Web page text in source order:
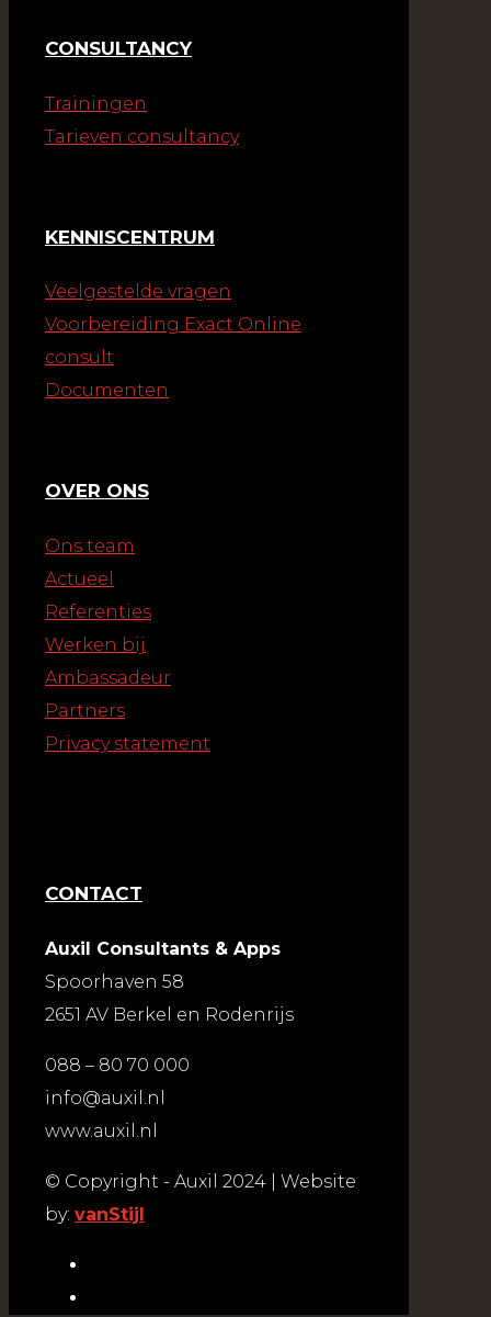
CONSULTANCY
Trainingen
Tarieven consultancy
KENNISCENTRUM
Veelgestelde vragen
Voorbereiding Exact Online
consult
Documenten
OVER ONS
Ons team
Actueel
Referenties
Werken bij
Ambassadeur
Partners
Privacy statement
CONTACT
Auxil Consultants & Apps
Spoorhaven 58
2651 AV Berkel en Rodenrijs
088 – 80 70 000
info@auxil.nl
www.auxil.nl
© Copyright - Auxil 2024 | Website
by: vanStijl